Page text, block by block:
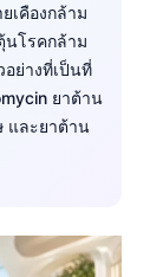
เคืองกล้าม
นโรคกล้าม
ย่างที่เป็นที่
ยาต้าน
และยาต้าน